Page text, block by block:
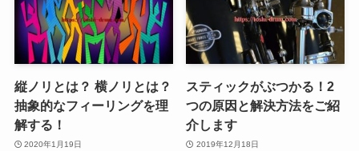
縦ノリとは？ 横ノリとは？
抽象的なフィーリングを理
解する！
2020年1月19日
スティックがぶつかる！2
つの原因と解決方法をご紹
介します
2019年12月18日